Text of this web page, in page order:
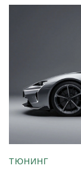
ТЮНИНГ